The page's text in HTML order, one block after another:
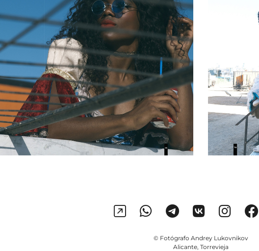
© Fotógrafo Andrey Lukovnikov
Alicante, Torrevieja